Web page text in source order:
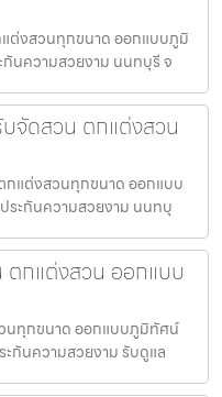
ต่งสวนทุกขนาด ออกแบบภูมิ
นความสวยงาม นนทบุรี จ
จัดสวน ตกแต่งสวน
กแต่งสวนทุกขนาด ออกแบบ
ระกันความสวยงาม นนทบุ
ตกแต่งสวน ออกแบบ
นทุกขนาด ออกแบบภูมิทัศน์
กันความสวยงาม รับดูแล